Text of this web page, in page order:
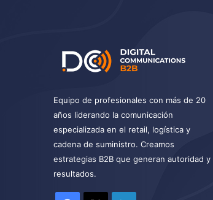
Equipo de profesionales con más de 20
años liderando la comunicación
especializada en el retail, logística y
cadena de suministro. Creamos
estrategias B2B que generan autoridad y
resultados.